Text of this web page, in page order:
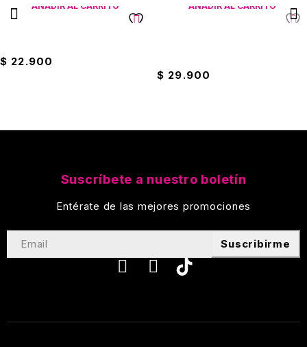
AÑADIR AL CARRITO
$ 22.900
AÑADIR AL CARRITO
$ 29.900
Suscríbete a nuestro boletín
Entérate de las mejores promociones
Suscribirme